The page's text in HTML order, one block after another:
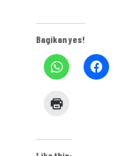
Bagikan yes!